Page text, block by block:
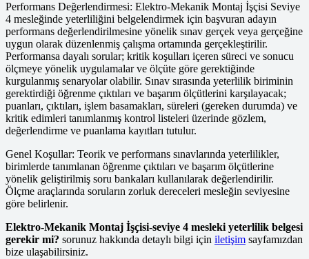
Performans Değerlendirmesi: Elektro-Mekanik Montaj İşçisi Seviye
4 mesleğinde yeterliliğini belgelendirmek için başvuran adayın
performans değerlendirilmesine yönelik sınav gerçek veya gerçeğine
uygun olarak düzenlenmiş çalışma ortamında gerçekleştirilir.
Performansa dayalı sorular; kritik koşulları içeren süreci ve sonucu
ölçmeye yönelik uygulamalar ve ölçüte göre gerektiğinde
kurgulanmış senaryolar olabilir. Sınav sırasında yeterlilik biriminin
gerektirdiği öğrenme çıktıları ve başarım ölçütlerini karşılayacak;
puanları, çıktıları, işlem basamakları, süreleri (gereken durumda) ve
kritik edimleri tanımlanmış kontrol listeleri üzerinde gözlem,
değerlendirme ve puanlama kayıtları tutulur.
Genel Koşullar: Teorik ve performans sınavlarında yeterlilikler,
birimlerde tanımlanan öğrenme çıktıları ve başarım ölçütlerine
yönelik geliştirilmiş soru bankaları kullanılarak değerlendirilir.
Ölçme araçlarında soruların zorluk dereceleri mesleğin seviyesine
göre belirlenir.
Elektro-Mekanik Montaj İşçisi-seviye 4 mesleki yeterlilik belgesi
gerekir mi? sorunuz hakkında detaylı bilgi için iletişim sayfamızdan
bize ulaşabilirsiniz.